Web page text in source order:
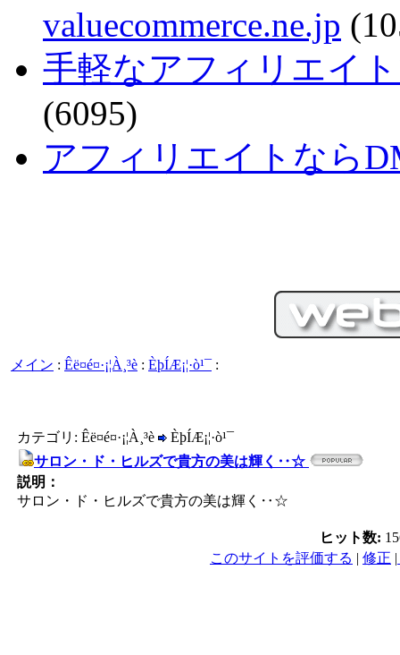
valuecommerce.ne.jp
手軽なアフィリエイ
(6095)
アフィリエイトなら
メイン : Êë¤é¤·¡¦À¸³è : ÈþÍÆ¡¦·ò¹¯:
カテゴリ: Êë¤é¤·¡¦À¸³è
ÈþÍÆ¡¦·ò¹¯
サロン・ド・ヒルズで貴方の美は輝く‥☆
説明：
サロン・ド・ヒルズで貴方の美は輝く‥☆
ヒット数:
このサイトを評価する | 修正 |